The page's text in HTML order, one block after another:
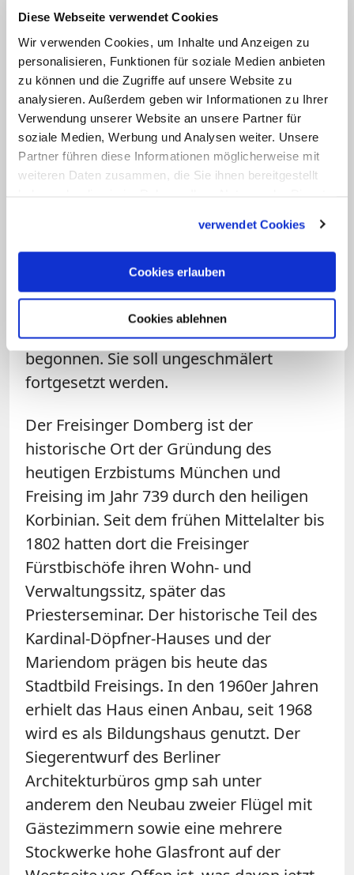
Diese Webseite verwendet Cookies
Wir verwenden Cookies, um Inhalte und Anzeigen zu
personalisieren, Funktionen für soziale Medien anbieten
zu können und die Zugriffe auf unsere Website zu
analysieren. Außerdem geben wir Informationen zu Ihrer
Verwendung unserer Website an unsere Partner für
soziale Medien, Werbung und Analysen weiter. Unsere
Partner führen diese Informationen möglicherweise mit
weiteren Daten zusammen, die Sie ihnen bereitgestellt
verwendet Cookies
Cookies erlauben
Cookies ablehnen
Für den vorläufigen Planungsstopp beim
Kardinal-Döpfner-Haus gaben auch
Mehrkosten bei der Umgestaltung des
Diözesanmuseums den Ausschlag. Hier
sei statt der angesetzten 46 Millionen
Euro nun mit 56 Millionen Euro zu
rechnen, hieß es. Etwa die Hälfte der
zurückzuführen, der Rest auf "trotz
nicht erkannte Mängel in der
Bausubstanz". Die Sanierung des seit
2013 aus Gründen des Brandschutzes
geschlossenen Museums wurde im Juli
begonnen. Sie soll ungeschmälert
fortgesetzt werden.
Der Freisinger Domberg ist der
historische Ort der Gründung des
heutigen Erzbistums München und
Freising im Jahr 739 durch den heiligen
Korbinian. Seit dem frühen Mittelalter bis
1802 hatten dort die Freisinger
Fürstbischöfe ihren Wohn- und
Verwaltungssitz, später das
Priesterseminar. Der historische Teil des
Kardinal-Döpfner-Hauses und der
Mariendom prägen bis heute das
Stadtbild Freisings. In den 1960er Jahren
erhielt das Haus einen Anbau, seit 1968
wird es als Bildungshaus genutzt. Der
Siegerentwurf des Berliner
Architekturbüros gmp sah unter
anderem den Neubau zweier Flügel mit
Gästezimmern sowie eine mehrere
Stockwerke hohe Glasfront auf der